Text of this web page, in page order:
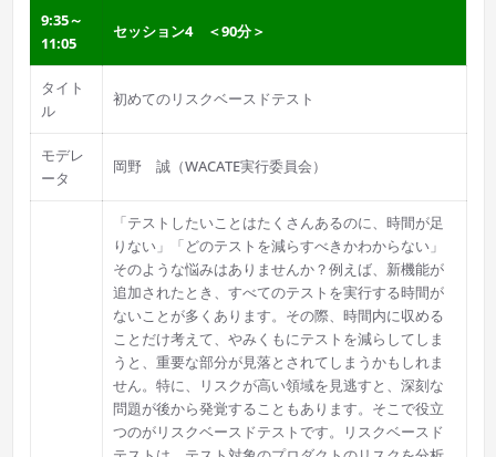
9:35～
11:05
セッション4 ＜90分＞
タイト
ル
初めてのリスクベースドテスト
モデレ
ータ
岡野 誠（WACATE実行委員会）
「テストしたいことはたくさんあるのに、時間が足
りない」「どのテストを減らすべきかわからない」
そのような悩みはありませんか？例えば、新機能が
追加されたとき、すべてのテストを実行する時間が
ないことが多くあります。その際、時間内に収める
ことだけ考えて、やみくもにテストを減らしてしま
うと、重要な部分が見落とされてしまうかもしれま
せん。特に、リスクが高い領域を見逃すと、深刻な
問題が後から発覚することもあります。そこで役立
つのがリスクベースドテストです。リスクベースド